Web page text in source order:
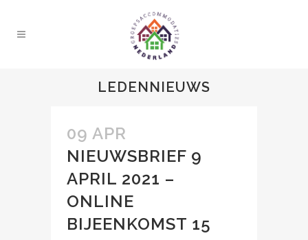
LEDENNIEUWS
09 APR
NIEUWSBRIEF 9
APRIL 2021 –
ONLINE
BIJEENKOMST 15